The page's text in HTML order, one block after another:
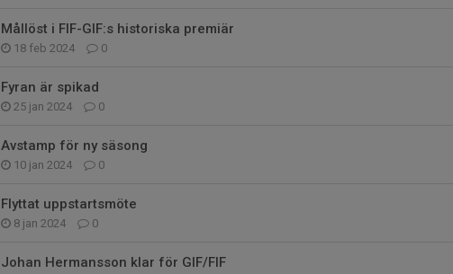
Mållöst i FIF-GIF:s historiska premiär
18 feb 2024 0
Fyran är spikad
25 jan 2024 0
Avstamp för ny säsong
10 jan 2024 0
Flyttat uppstartsmöte
8 jan 2024 0
Johan Hermansson klar för GIF/FIF